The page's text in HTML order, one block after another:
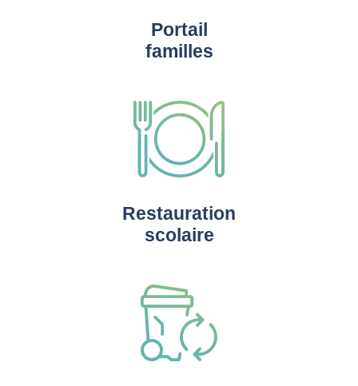
Portail
familles
Restauration
scolaire